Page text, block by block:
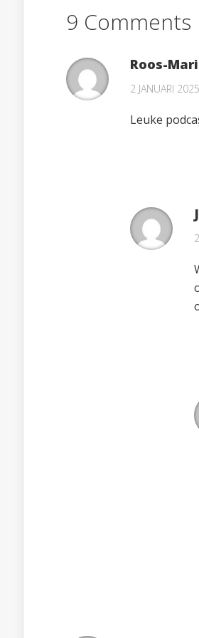
9 Comments
Roos-
2 JANUARI 2025
Leuke